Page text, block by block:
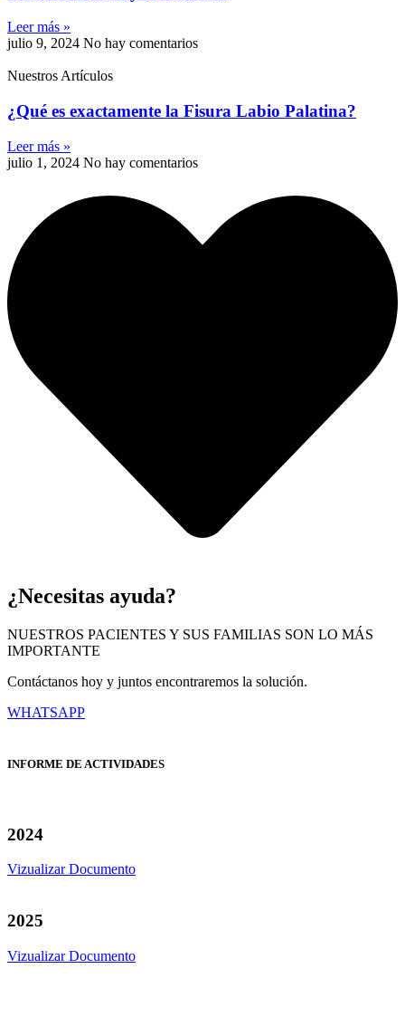
Leer más »
julio 9, 2024 No hay comentarios
Nuestros Artículos
¿Qué es exactamente la Fisura Labio Palatina?
Leer más »
julio 1, 2024 No hay comentarios
¿Necesitas ayuda?
NUESTROS PACIENTES Y SUS FAMILIAS SON LO MÁS
IMPORTANTE
Contáctanos hoy y juntos encontraremos la solución.
WHATSAPP
INFORME DE ACTIVIDADES
2024
Vizualizar Documento
2025
Vizualizar Documento